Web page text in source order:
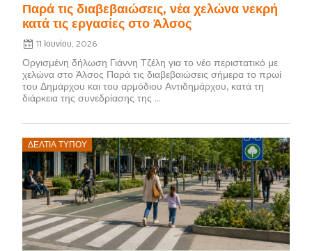
Παρά τις διαβεβαιώσεις, νέα χελώνα νεκρή
κατά τις εργασίες στο Άλσος
11 Ιουνίου, 2026
Οργισμένη δήλωση Γιάννη Τζέλη για το νέο περιστατικό με
χελώνα στο Άλσος Παρά τις διαβεβαιώσεις σήμερα το πρωί
του Δημάρχου και του αρμόδιου Αντιδημάρχου, κατά τη
διάρκεια της συνεδρίασης της ...
ΔΕΛΤΊΑ ΤΎΠΟΥ
Posted
on